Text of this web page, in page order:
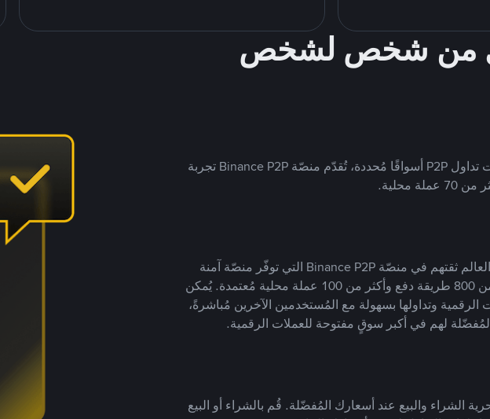
من شخص لشخص
بينما تستهدف العديد من منصّات تداول P2P أسواقًا مُحددة، تُقدّم منصّة Binance P2P تجربة
محلية.
يضع ملايين المُستخدمين حول العالم ثقتهم في منصّة Binance P2P التي توفّر منصّة آمنة
لتداول العملات الرقمية بأكثر من 800 طريقة دفع وأكثر من 100 عملة محلية مُعتمدة. يُمكن
الرقمية وتداولها بسهولة مع المُستخدمين الآخرين مُباشرةً،
لهم في أكبر سوقٍ مفتوحة للعملات الرقمية.
الشراء والبيع عند أسعارك المُفضّلة. قُم بالشراء أو البيع